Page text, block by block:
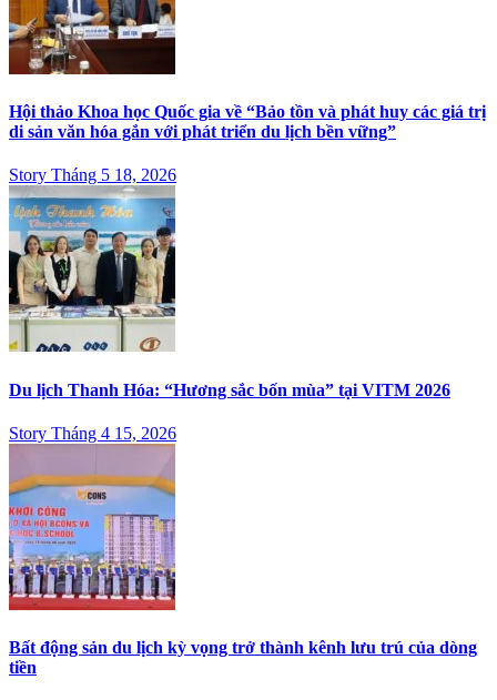
Hội thảo Khoa học Quốc gia về “Bảo tồn và phát huy các giá trị
di sản văn hóa gắn với phát triển du lịch bền vững”
Story Tháng 5 18, 2026
Du lịch Thanh Hóa: “Hương sắc bốn mùa” tại VITM 2026
Story Tháng 4 15, 2026
Bất động sản du lịch kỳ vọng trở thành kênh lưu trú của dòng
tiền